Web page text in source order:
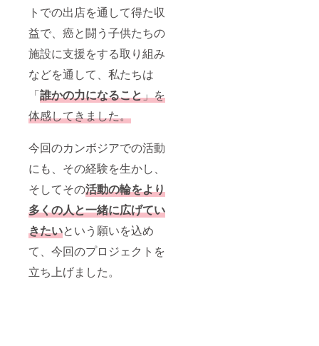
トでの出店を通して得た収
益で、癌と闘う子供たちの
施設に支援をする取り組み
などを通して、私たちは
「誰かの力になること」を
体感してきました。
今回のカンボジアでの活動
にも、その経験を生かし、
そしてその活動の輪をより
多くの人と一緒に広げてい
きたいという願いを込め
て、今回のプロジェクトを
立ち上げました。